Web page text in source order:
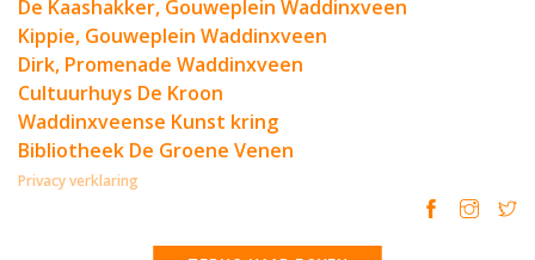
De Kaashakker, Gouweplein Waddinxveen
Kippie, Gouweplein Waddinxveen
Dirk, Promenade Waddinxveen
Cultuurhuys De Kroon
Waddinxveense Kunst kring
Bibliotheek De Groene Venen
Privacy verklaring